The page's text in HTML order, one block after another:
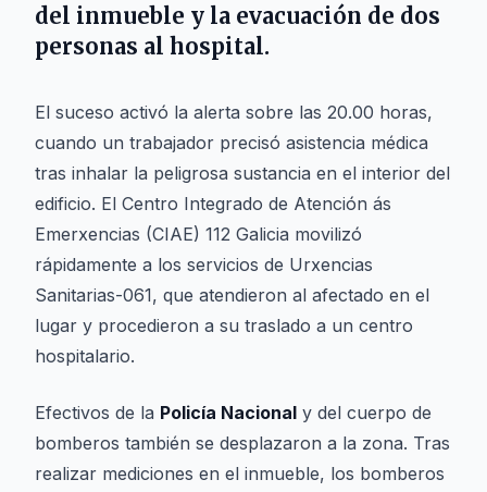
del inmueble y la evacuación de dos
personas al hospital.
El suceso activó la alerta sobre las 20.00 horas,
cuando un trabajador precisó asistencia médica
tras inhalar la peligrosa sustancia en el interior del
edificio. El Centro Integrado de Atención ás
Emerxencias (CIAE) 112 Galicia movilizó
rápidamente a los servicios de Urxencias
Sanitarias-061, que atendieron al afectado en el
lugar y procedieron a su traslado a un centro
hospitalario.
Efectivos de la Policía Nacional y del cuerpo de
bomberos también se desplazaron a la zona. Tras
realizar mediciones en el inmueble, los bomberos